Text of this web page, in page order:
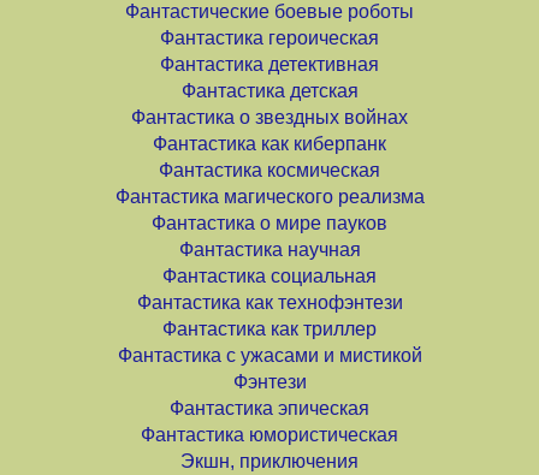
Фантастические боевые роботы
Фантастика героическая
Фантастика детективная
Фантастика детская
Фантастика о звездных войнах
Фантастика как киберпанк
Фантастика космическая
Фантастика магического реализма
Фантастика о мире пауков
Фантастика научная
Фантастика социальная
Фантастика как технофэнтези
Фантастика как триллер
Фантастика с ужасами и мистикой
Фэнтези
Фантастика эпическая
Фантастика юмористическая
Экшн, приключения